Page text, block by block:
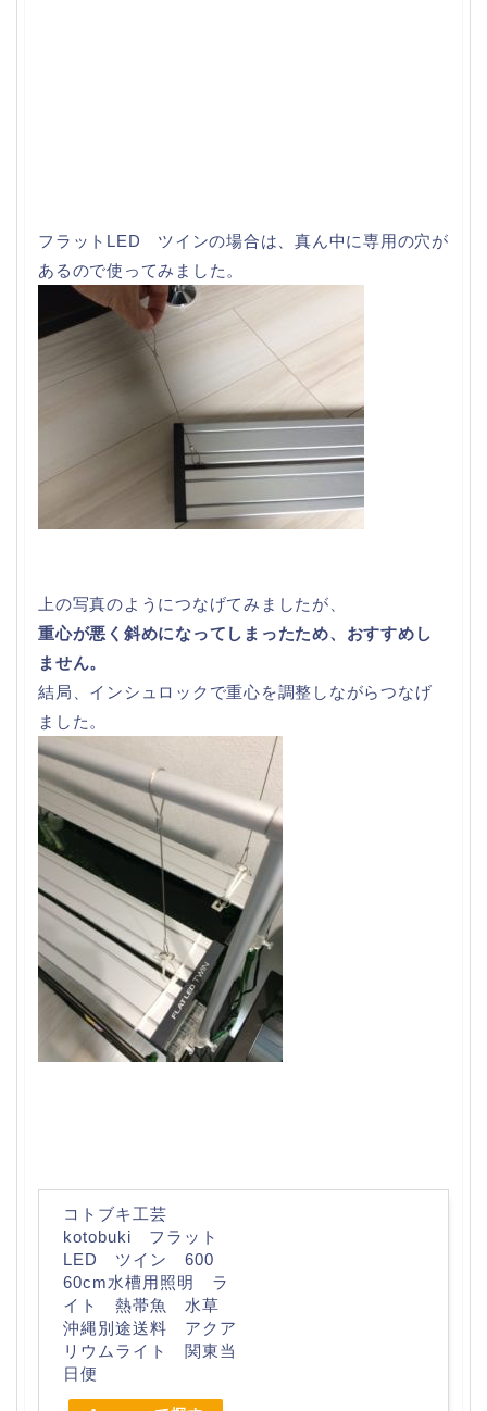
フラットLED ツインの場合は、真ん中に専用の穴が
あるので使ってみました。
上の写真のようにつなげてみましたが、
重心が悪く斜めになってしまったため、おすすめし
ません。
結局、インシュロックで重心を調整しながらつなげ
ました。
コトブキ工芸
kotobuki フラット
LED ツイン 600
60cm水槽用照明 ラ
イト 熱帯魚 水草
沖縄別途送料 アクア
リウムライト 関東当
日便